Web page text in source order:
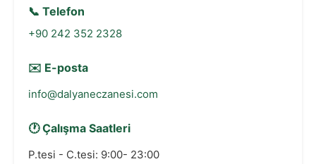
📞 Telefon
+90 242 352 2328
✉️ E-posta
info@dalyaneczanesi.com
🕐 Çalışma Saatleri
P.tesi - C.tesi: 9:00- 23:00